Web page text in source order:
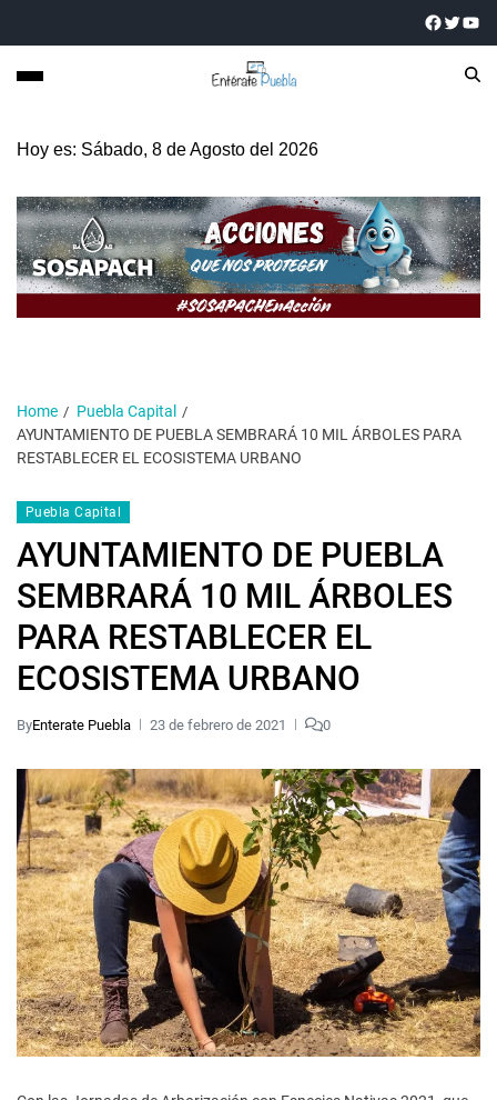
Hoy es: Sábado, 8 de Agosto del 2026
Home
Puebla Capital
AYUNTAMIENTO DE PUEBLA SEMBRARÁ 10 MIL ÁRBOLES PARA
RESTABLECER EL ECOSISTEMA URBANO
Puebla Capital
AYUNTAMIENTO DE PUEBLA
SEMBRARÁ 10 MIL ÁRBOLES
PARA RESTABLECER EL
ECOSISTEMA URBANO
ByEnterate Puebla 23 de febrero de 2021 0